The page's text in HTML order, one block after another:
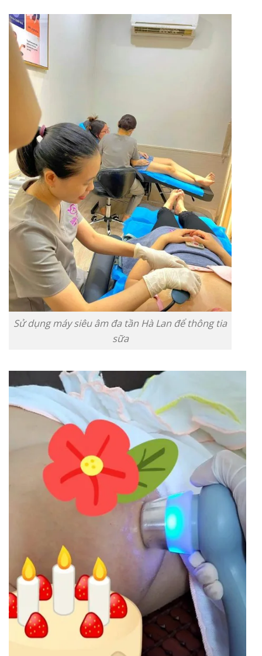
Sử dụng máy siêu âm đa tần Hà Lan để thông tia
sữa